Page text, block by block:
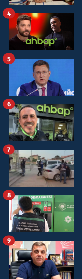
4
5
6
7
8
9